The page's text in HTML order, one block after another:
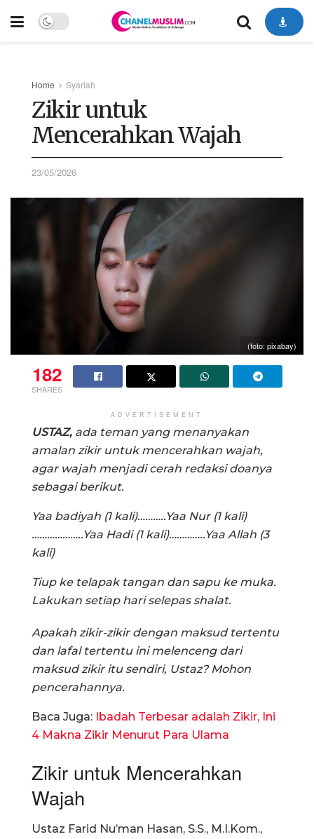
Home Syariah
Zikir untuk
Mencerahkan Wajah
23/05/2026
(foto: pixabay)
182
SHARES
ADVERTISEMENT
USTAZ, ada teman yang menanyakan
amalan zikir untuk mencerahkan wajah,
agar wajah menjadi cerah redaksi doanya
sebagai berikut.
Yaa badiyah (1 kali)………..Yaa Nur (1 kali)
………………..Yaa Hadi (1 kali)…………..Yaa Allah (3
kali)
Tiup ke telapak tangan dan sapu ke muka.
Lakukan setiap hari selepas shalat.
Apakah zikir-zikir dengan maksud tertentu
dan lafal tertentu ini melenceng dari
maksud zikir itu sendiri, Ustaz? Mohon
pencerahannya.
Baca Juga: Ibadah Terbesar adalah Zikir, Ini
4 Makna Zikir Menurut Para Ulama
Zikir untuk Mencerahkan
Wajah
Ustaz Farid Nu’man Hasan, S.S., M.I.Kom.,